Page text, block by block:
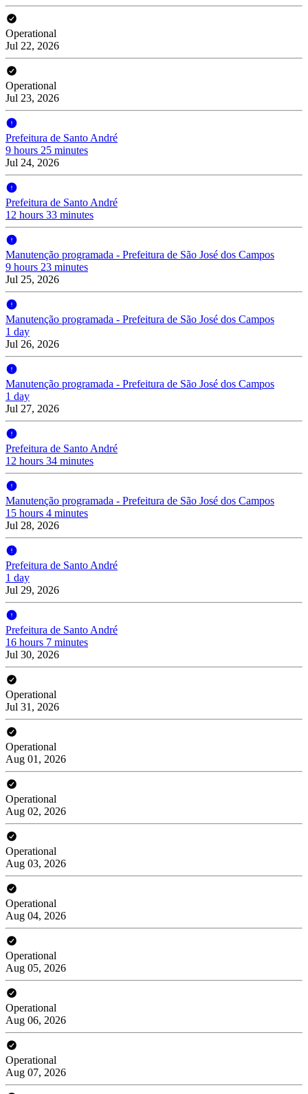
Operational
Jul 22, 2026
Operational
Jul 23, 2026
Prefeitura de Santo André
9 hours 25 minutes
Jul 24, 2026
Prefeitura de Santo André
12 hours 33 minutes
Manutenção programada - Prefeitura de São José dos Campos
9 hours 23 minutes
Jul 25, 2026
Manutenção programada - Prefeitura de São José dos Campos
1 day
Jul 26, 2026
Manutenção programada - Prefeitura de São José dos Campos
1 day
Jul 27, 2026
Prefeitura de Santo André
12 hours 34 minutes
Manutenção programada - Prefeitura de São José dos Campos
15 hours 4 minutes
Jul 28, 2026
Prefeitura de Santo André
1 day
Jul 29, 2026
Prefeitura de Santo André
16 hours 7 minutes
Jul 30, 2026
Operational
Jul 31, 2026
Operational
Aug 01, 2026
Operational
Aug 02, 2026
Operational
Aug 03, 2026
Operational
Aug 04, 2026
Operational
Aug 05, 2026
Operational
Aug 06, 2026
Operational
Aug 07, 2026